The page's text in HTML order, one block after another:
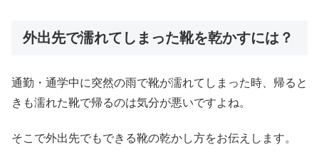
外出先で濡れてしまった靴を乾かすには？
通勤・通学中に突然の雨で靴が濡れてしまった時、帰ると
きも濡れた靴で帰るのは気分が悪いですよね。
そこで外出先でもできる靴の乾かし方をお伝えします。